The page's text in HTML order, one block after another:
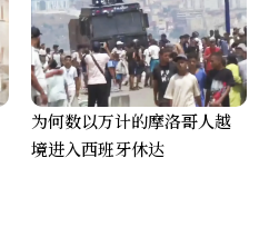
为何数以万计的摩洛哥人越
境进入西班牙休达